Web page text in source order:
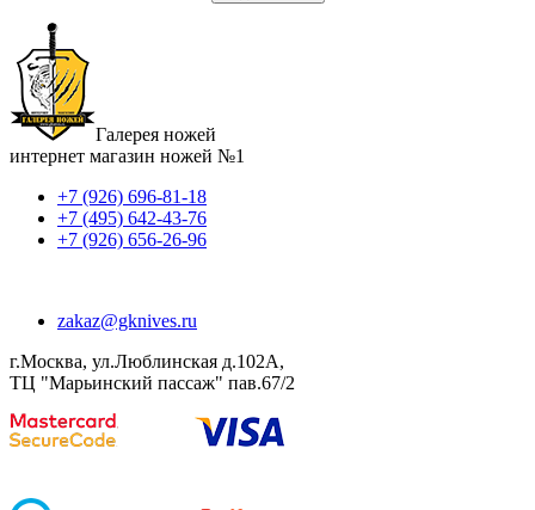
Галерея ножей
интернет магазин ножей №1
+7 (926) 696-81-18
+7 (495) 642-43-76
+7 (926) 656-26-96
zakaz@gknives.ru
г.Москва, ул.Люблинская д.102А,
ТЦ "Марьинский пассаж" пав.67/2